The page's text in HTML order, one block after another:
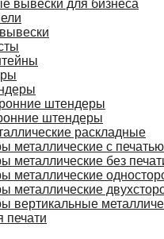
вывески для бизнеса
штендеры
штендеры
раскладные
металлические с печатью
металлические без
металлические
металлические
вертикальные
печати